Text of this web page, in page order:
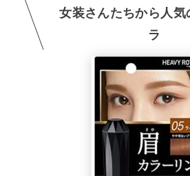
女装さんたちから人気
ラ